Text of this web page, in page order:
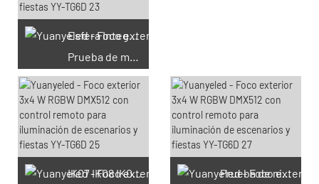
Esfera Integradora
Prueba de medición
66 cupones disponibles
IK07 IK08 IK09 IK10
Prueba de niebla salina